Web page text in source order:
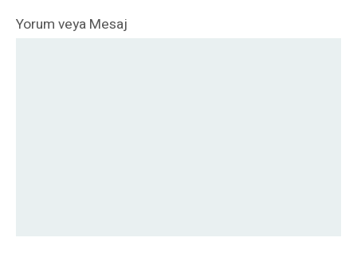
Yorum veya Mesaj